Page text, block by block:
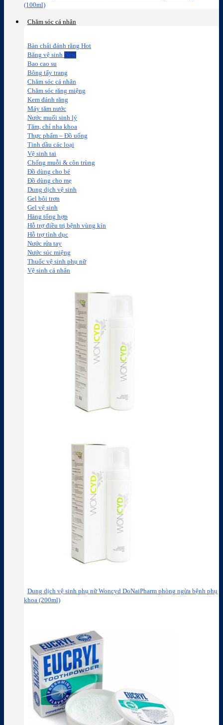
(100ml)
Chăm sóc cá nhân
Bàn chải đánh răng
Băng vệ sinh
Bao cao su
Bông tẩy trang
Chăm sóc cá nhân
Chăm sóc răng miệng
Kem đánh răng
Máy tăm nước
Nước muối sinh lý
Tăm, chỉ nha khoa
Thực phẩm – Đồ uống
Tinh dầu các loại
Vệ sinh tai
Chống muỗi & côn trùng
Đồ dùng cho bé
Đồ dùng cho mẹ
Dung dịch vệ sinh
Gel bôi trơn
Gel vệ sinh
Hàng tổng hợp
Hỗ trợ điều trị bệnh vùng kín
Hỗ trợ tình dục
Nước rửa tay
Nước súc miệng
Thuốc vệ sinh phụ nữ
Vệ sinh cá nhân
Dung dịch vệ sinh phụ nữ Woncyd DoNaiPharm phòng ngừa bệnh phụ
khoa (200ml)